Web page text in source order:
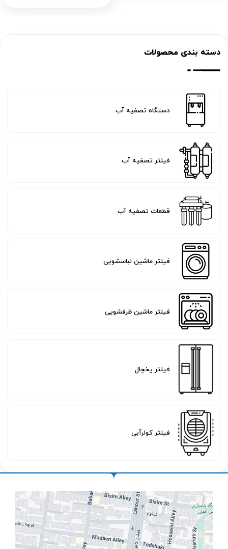
دسته بندی محصولات
دستگاه تصفیه آب
فیلتر تصفیه آب
قطعات تصفیه آب
فیلتر ماشین لباسشویی
فیلتر ماشین ظرفشویی
فیلتر یخچال
فیلتر کولرآبی